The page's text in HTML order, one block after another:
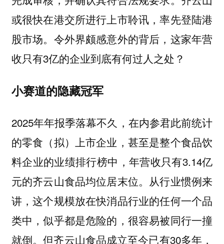
或很快在港交所进行上市聆讯，率先登陆港
股市场。令外界颇感意外的背后，这家年营
收只有3亿的企业到底有何过人之处？
小赛道的隐藏冠军
2025年年报季落幕不久，在内参君此前统计
的零食（拟）上市企业，甚至是整个食品饮
料企业的业绩排行榜中，年营收只有3.14亿
元的齐云山食品均位居末位。从行业惯例来
讲，这个规模放在快消品行业的任何一个品
类中，似乎都是危险的，很容易被同行一撞
就倒。但齐云山食品成立至今已有30多年，